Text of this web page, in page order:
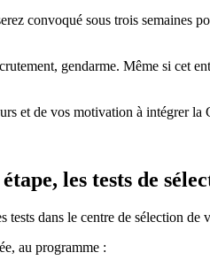
convoqué sous trois semaines
gendarme. Même si cet
et de vos motivation à intégrer la
les tests de
tests dans le centre de sélection de
au programme :